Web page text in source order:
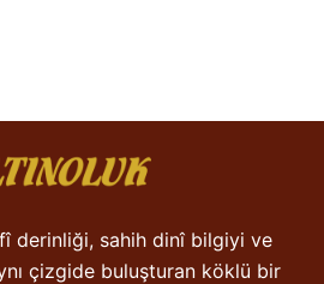
derinliği, sahih dinî bilgiyi ve
çizgide buluşturan köklü bir